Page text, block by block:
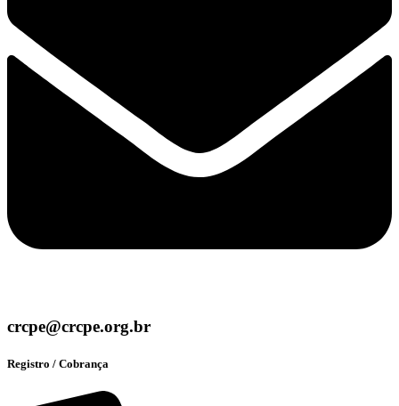
crcpe@crcpe.org.br
Registro / Cobrança